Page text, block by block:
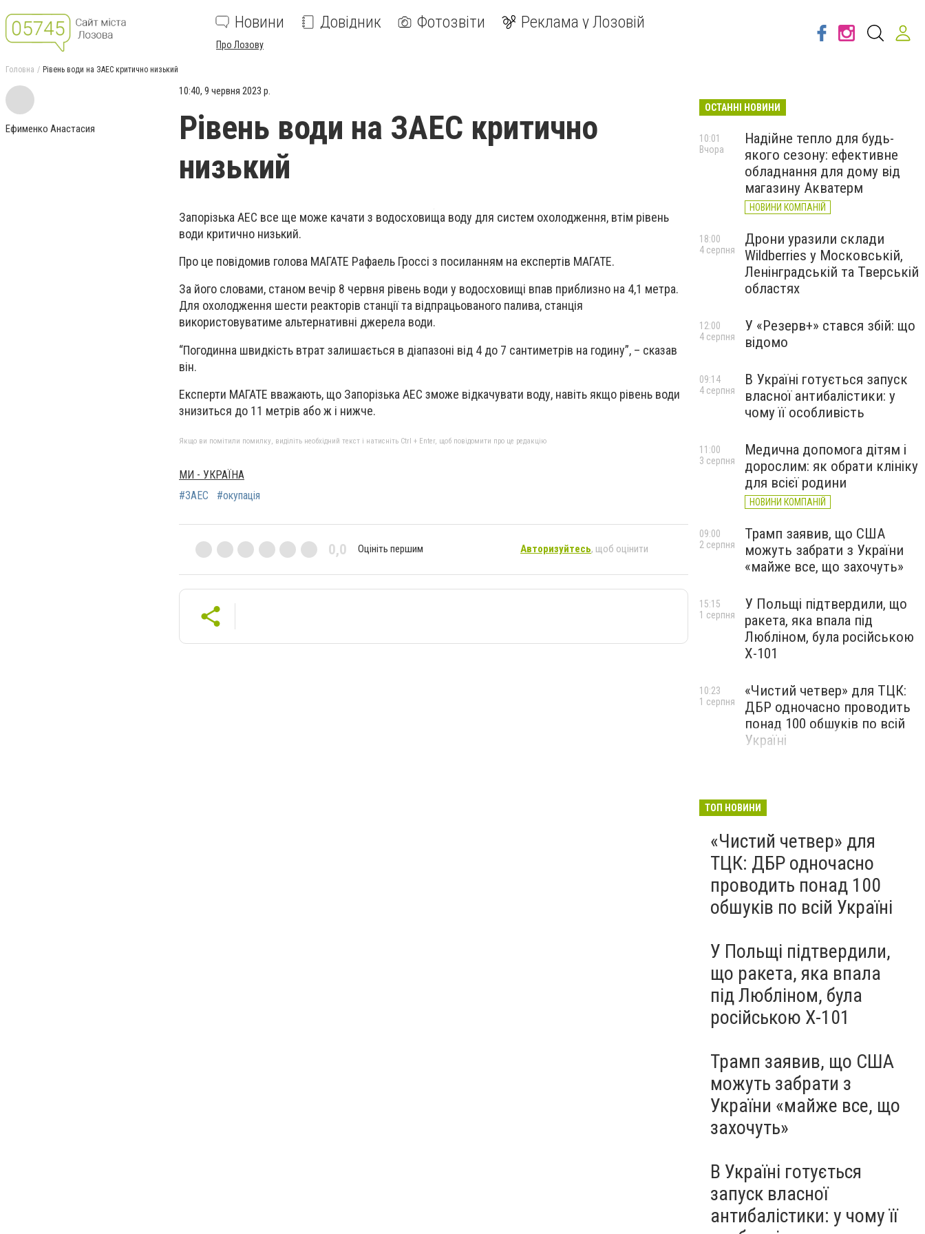
Новини Довідник Фотозвіти Реклама у Лозовій
Про Лозову
Головна Рівень води на ЗАЕС критично низький
Ефименко Анастасия
10:40, 9 червня 2023 р.
Рівень води на ЗАЕС критично
низький
Запорізька АЕС все ще може качати з водосховища воду для систем охолодження, втім рівень
води критично низький.
Про це повідомив голова МАГАТЕ Рафаель Гроссі з посиланням на експертів МАГАТЕ.
За його словами, станом вечір 8 червня рівень води у водосховищі впав приблизно на 4,1 метра.
Для охолодження шести реакторів станції та відпрацьованого палива, станція
використовуватиме альтернативні джерела води.
“Погодинна швидкість втрат залишається в діапазоні від 4 до 7 сантиметрів на годину”, – сказав
він.
Експерти МАГАТЕ вважають, що Запорізька АЕС зможе відкачувати воду, навіть якщо рівень води
знизиться до 11 метрів або ж і нижче.
Якщо ви помітили помилку, виділіть необхідний текст і натисніть Ctrl + Enter, щоб повідомити про це редакцію
МИ - УКРАЇНА
#ЗАЕС
#окупація
0,0 Оцініть першим Авторизуйтесь, щоб оцінити
ОСТАННІ НОВИНИ
Надійне тепло для будь-
якого сезону: ефективне
обладнання для дому від
магазину Акватерм
НОВИНИ КОМПАНІЙ
10:01
Вчора
Дрони уразили склади
Wildberries у Московській,
Ленінградській та Тверській
областях
18:00
4 серпня
У «Резерв+» стався збій: що
відомо
12:00
4 серпня
В Україні готується запуск
власної антибалістики: у
чому її особливість
09:14
4 серпня
Медична допомога дітям і
дорослим: як обрати клініку
для всієї родини
НОВИНИ КОМПАНІЙ
11:00
3 серпня
Трамп заявив, що США
можуть забрати з України
«майже все, що захочуть»
09:00
2 серпня
У Польщі підтвердили, що
ракета, яка впала під
Любліном, була російською
Х-101
15:15
1 серпня
«Чистий четвер» для ТЦК:
ДБР одночасно проводить
понад 100 обшуків по всій
Україні
10:23
1 серпня
ТОП НОВИНИ
«Чистий четвер» для
ТЦК: ДБР одночасно
проводить понад 100
обшуків по всій Україні
У Польщі підтвердили,
що ракета, яка впала
під Любліном, була
російською Х-101
Трамп заявив, що США
можуть забрати з
України «майже все, що
захочуть»
В Україні готується
запуск власної
антибалістики: у чому її